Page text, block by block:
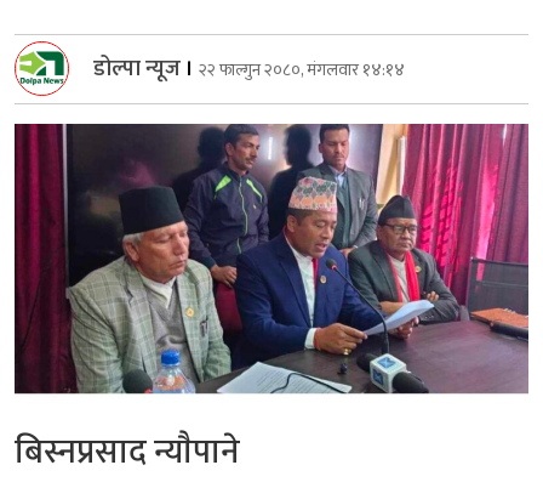
डोल्पा न्यूज । २२ फाल्गुन २०८०, मंगलवार १४:१४
बिस्नप्रसाद न्याैपाने